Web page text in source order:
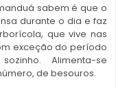
sabem é que o
durante o dia e faz
que vive nas
exceção do período
Alimenta-se
de besouros.